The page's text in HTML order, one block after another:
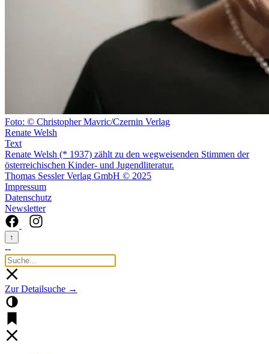
Foto: © Christopher Mavric/Czernin Verlag
Renate Welsh
Text
Renate Welsh (* 1937) zählt zu den wegweisenden Stimmen der
österreichischen Kinder- und Jugendliteratur.
Thomas Sessler Verlag GmbH © 2025
Impressum
Datenschutz
Newsletter
↑
--
Zur Detailsuche →